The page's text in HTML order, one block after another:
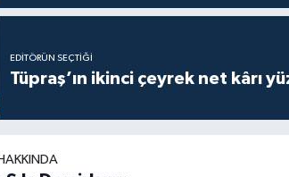
EDITÖRÜN SEÇTIĞI
Tüpraş’ın ikinci çeyrek net kârı